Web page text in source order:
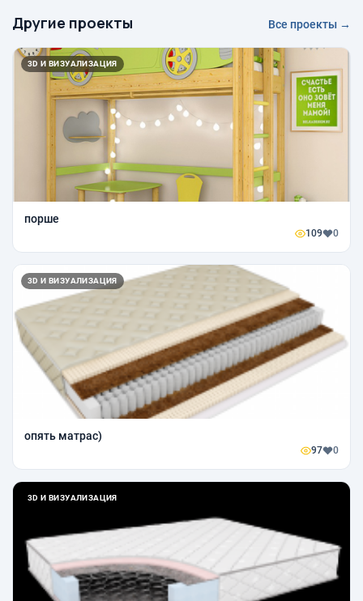
Другие проекты Все проекты →
3D И ВИЗУАЛИЗАЦИЯ
порше
109 0
3D И ВИЗУАЛИЗАЦИЯ
опять матрас)
97 0
3D И ВИЗУАЛИЗАЦИЯ